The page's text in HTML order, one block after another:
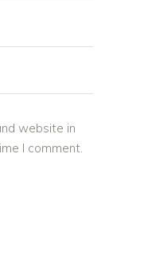
website in
I comment.